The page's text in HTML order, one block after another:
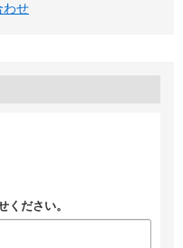
わせ
ください。